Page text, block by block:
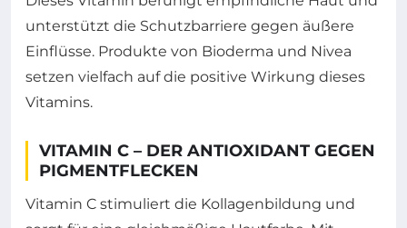
unterstützt die Schutzbarriere gegen äußere
Einflüsse. Produkte von Bioderma und Nivea
setzen vielfach auf die positive Wirkung dieses
Vitamins.
VITAMIN C – DER ANTIOXIDANT GEGEN
PIGMENTFLECKEN
Vitamin C stimuliert die Kollagenbildung und